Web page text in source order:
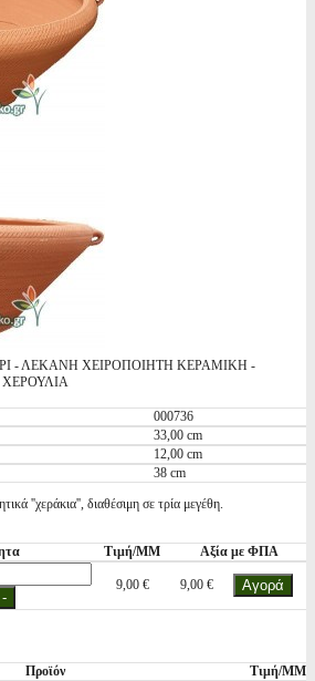
- ΛΕΚΑΝΗ ΧΕΙΡΟΠΟΙΗΤΗ ΚΕΡΑΜΙΚΗ -
000736
33,00 cm
12,00 cm
38 cm
''χεράκια'', διαθέσιμη σε τρία μεγέθη.
Τιμή/ΜΜ Αξία με ΦΠΑ
9,00 € 9,00 €
Προϊόν
Τιμή/ΜΜ